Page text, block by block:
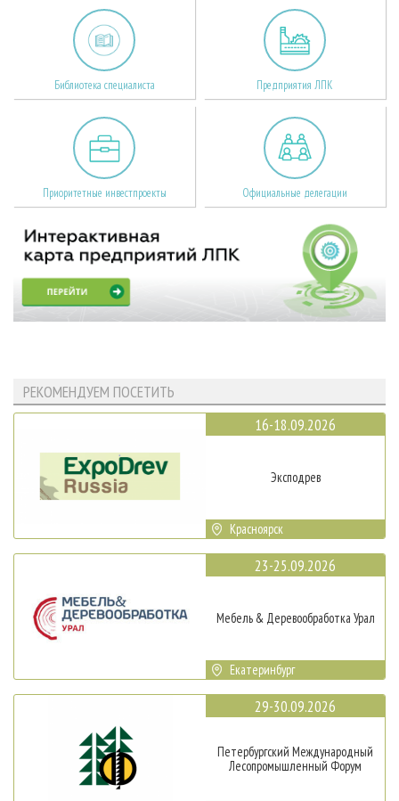
Библиотека специалиста Предприятия ЛПК
Приоритетные инвестпроекты Официальные делегации
РЕКОМЕНДУЕМ ПОСЕТИТЬ
16-18.09.2026
Эксподрев
Красноярск
23-25.09.2026
Мебель & Деревообработка Урал
Екатеринбург
29-30.09.2026
Петербургский Международный
Лесопромышленный Форум